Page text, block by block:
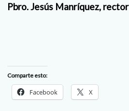
Pbro. Jesús Manríquez, rector
Comparte esto:
Facebook X